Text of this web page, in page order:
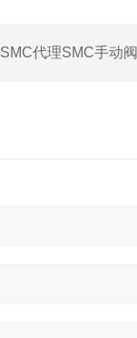
SMC代理SMC手动